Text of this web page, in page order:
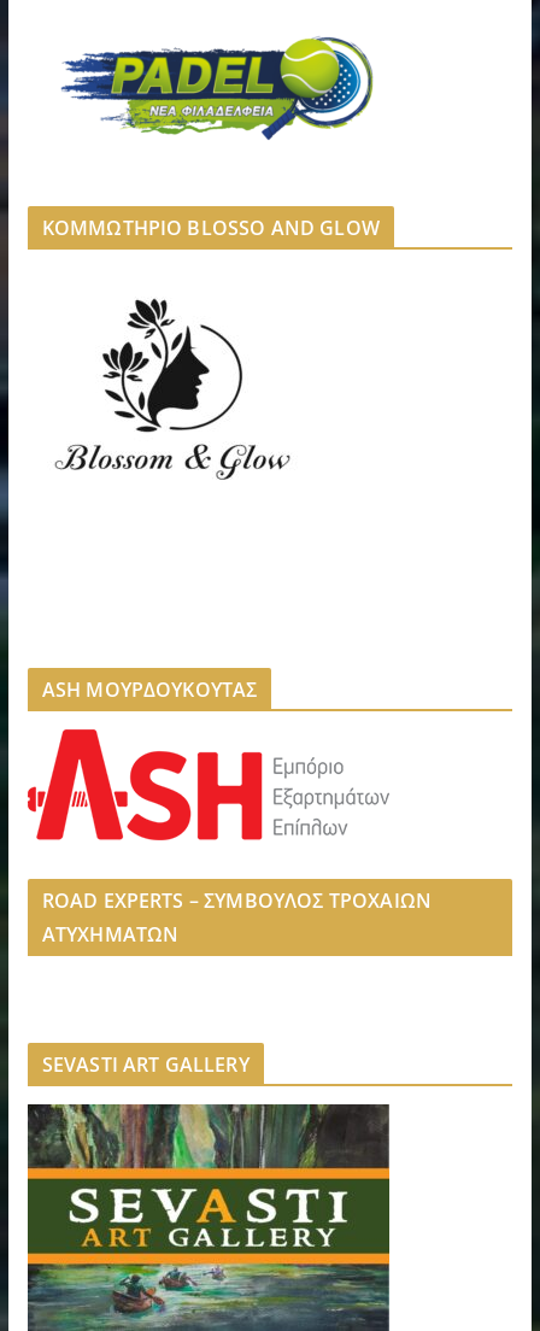
ΚΟΜΜΩΤΗΡΙΟ BLOSSO AND GLOW
ASH ΜΟΥΡΔΟΥΚΟΥΤΑΣ
ROAD EXPERTS – ΣΥΜΒΟΥΛΟΣ ΤΡΟΧΑΙΩΝ
ΑΤΥΧΗΜΑΤΩΝ
SEVASTI ART GALLERY